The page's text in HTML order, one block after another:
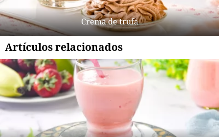
Crema de trufa
Artículos relacionados